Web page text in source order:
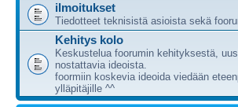
ilmoitukset
Tiedotteet teknisistä asioista sekä
Kehitys kolo
Keskustelua foorumin kehityksestä,
nostattavia ideoista.
foormiin koskevia ideoida viedään
ylläpitäjille ^^